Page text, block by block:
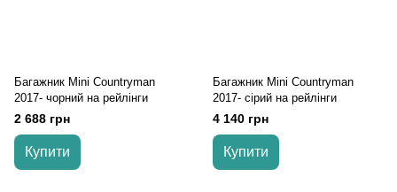
Багажник Mini Countryman
2017- чорний на рейлінги
2 688 грн
Купити
Багажник Mini Countryman
2017- cірий на рейлінги
4 140 грн
Купити